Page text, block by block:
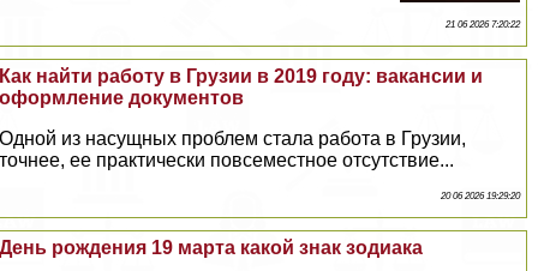
21 06 2026 7:20:22
Как найти работу в Грузии в 2019 году: вакансии и
оформление документов
Одной из насущных проблем стала работа в Грузии,
точнее, ее пpaктически повсеместное отсутствие...
20 06 2026 19:29:20
День рождения 19 марта какой знак зодиака